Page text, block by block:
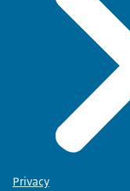
Privacy